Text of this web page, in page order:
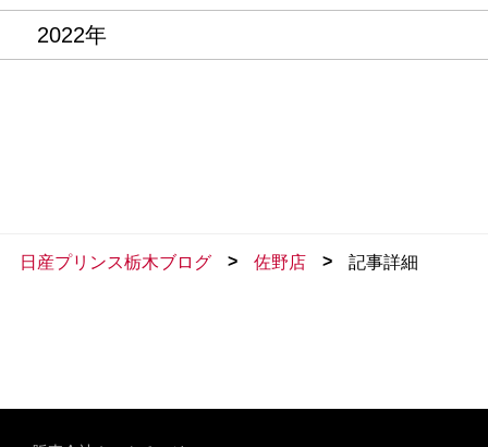
2022年
日産プリンス栃木ブログ > 佐野店 > 記事詳細